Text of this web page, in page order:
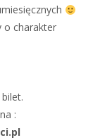
o charakter
: